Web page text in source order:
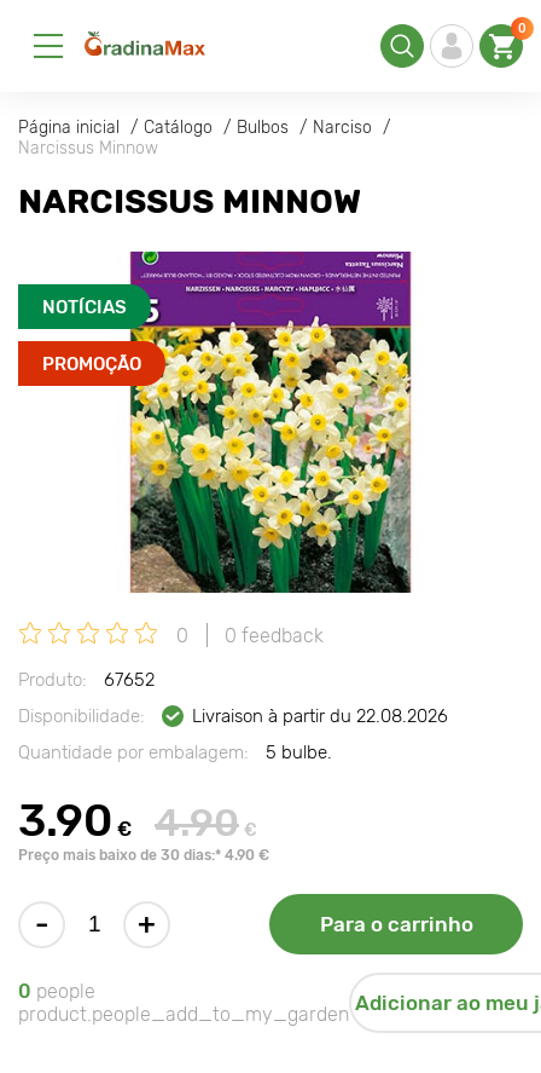
0
Página inicial Catálogo Bulbos
Narciso
Narcissus Minnow
NARCISSUS MINNOW
NOTÍCIAS
PROMOÇÃO
0 0 feedback
Produto:
67652
Disponibilidade:
Livraison à partir du 22.08.2026
Quantidade por embalagem:
5 bulbe.
3.90 € 4.90 €
Preço mais baixo de 30 dias:* 4.90 €
- + Para o carrinho
0 people
product.people_add_to_my_garden Adicionar ao meu